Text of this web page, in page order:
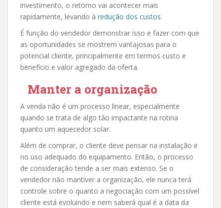
investimento, o retorno vai acontecer mais
rapidamente, levando à redução dos custos.
É função do vendedor demonstrar isso e fazer com que
as oportunidades se mostrem vantajosas para o
potencial cliente, principalmente em termos custo e
benefício e valor agregado da oferta.
Manter a organização
A venda não é um processo linear, especialmente
quando se trata de algo tão impactante na rotina
quanto um aquecedor solar.
Além de comprar, o cliente deve pensar na instalação e
no uso adequado do equipamento. Então, o processo
de consideração tende a ser mais extenso. Se o
vendedor não mantiver a organização, ele nunca terá
controle sobre o quanto a negociação com um possível
cliente está evoluindo e nem saberá qual é a data da